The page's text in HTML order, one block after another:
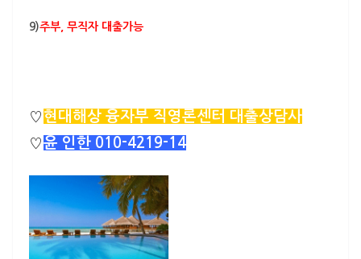
9)주부, 무직자 대출가능
♡ 현대해상 융자부 직영론센터 대출상담사
♡윤 인한 010-4219-14